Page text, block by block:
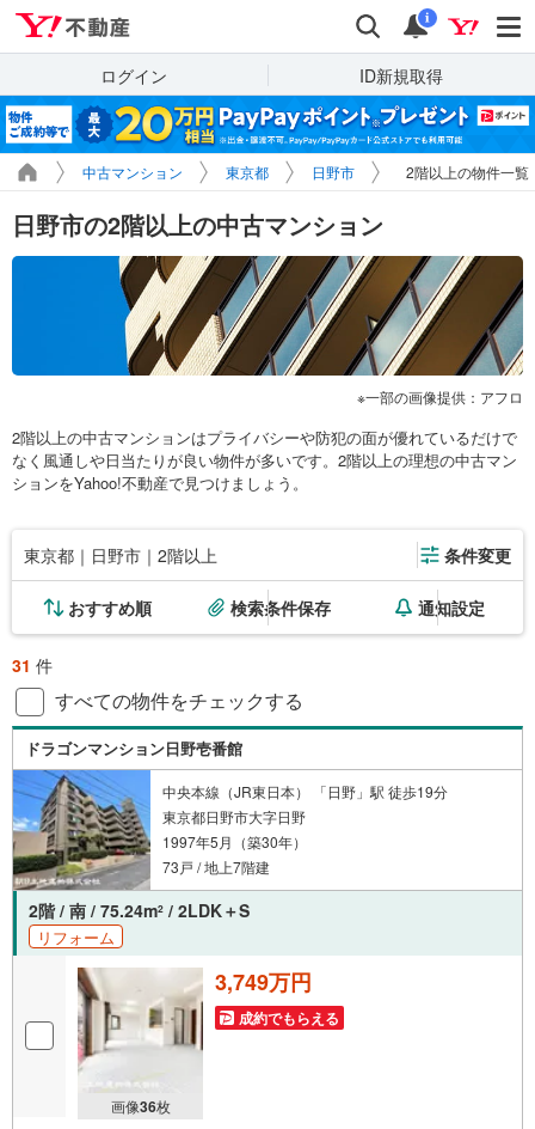
検索 通知
i
ログイン ID新規取得
中古マンション 東京都 日野市 2階以上の物件一覧
日野市の2階以上の中古マンション
一部の画像提供：アフロ
2階以上の中古マンションはプライバシーや防犯の面が優れているだけで
なく風通しや日当たりが良い物件が多いです。2階以上の理想の中古マン
ションをYahoo!不動産で見つけましょう。
東京都｜日野市｜2階以上 条件変更
おすすめ順 検索条件保存 通知設定
31 件
すべての物件をチェックする
ドラゴンマンション日野壱番館
中央本線（JR東日本） 「日野」駅 徒歩19分
東京都日野市大字日野
1997年5月（築30年）
73戸 / 地上7階建
2階 / 南 / 75.24m2 / 2LDK＋S
リフォーム
画像36枚
3,749万円
成約でもらえる